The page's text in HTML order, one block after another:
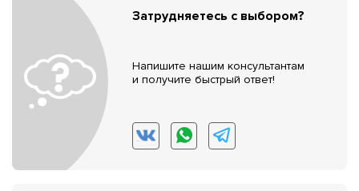
Затрудняетесь с выбором?
Напишите нашим консультантам
и получите быстрый ответ!